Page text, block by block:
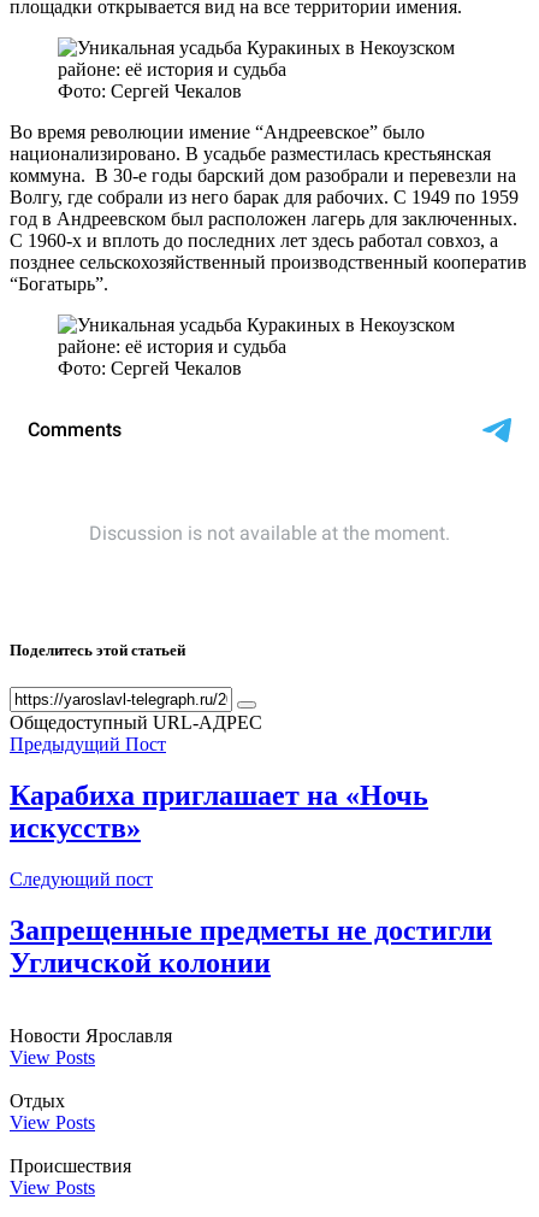
площадки открывается вид на все территории имения.
Фото: Сергей Чекалов
Во время революции имение “Андреевское” было
национализировано. В усадьбе разместилась крестьянская
коммуна. В 30-е годы барский дом разобрали и перевезли на
Волгу, где собрали из него барак для рабочих. С 1949 по 1959
год в Андреевском был расположен лагерь для заключенных.
С 1960-х и вплоть до последних лет здесь работал совхоз, а
позднее сельскохозяйственный производственный кооператив
“Богатырь”.
Фото: Сергей Чекалов
Поделитесь этой статьей
Общедоступный URL-АДРЕС
Предыдущий Пост
Карабиха приглашает на «Ночь
искусств»
Следующий пост
Запрещенные предметы не достигли
Угличской колонии
Новости Ярославля
View Posts
Отдых
View Posts
Происшествия
View Posts